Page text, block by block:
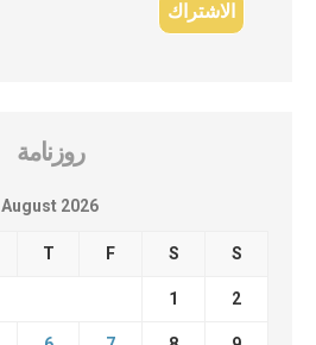
روزنامة
August 2026
T F S S
1 2